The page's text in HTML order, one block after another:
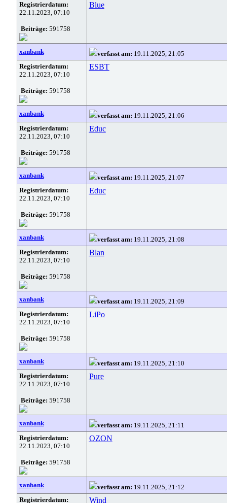
Registrierdatum:
22.11.2023, 07:10
Beiträge: 591758
Blue
xanbank verfasst am: 19.11.2025, 21:05
Registrierdatum:
22.11.2023, 07:10
Beiträge: 591758
ESBT
xanbank verfasst am: 19.11.2025, 21:06
Registrierdatum:
22.11.2023, 07:10
Beiträge: 591758
Educ
xanbank verfasst am: 19.11.2025, 21:07
Registrierdatum:
22.11.2023, 07:10
Beiträge: 591758
Educ
xanbank verfasst am: 19.11.2025, 21:08
Registrierdatum:
22.11.2023, 07:10
Beiträge: 591758
Blan
xanbank verfasst am: 19.11.2025, 21:09
Registrierdatum:
22.11.2023, 07:10
Beiträge: 591758
LiPo
xanbank verfasst am: 19.11.2025, 21:10
Registrierdatum:
22.11.2023, 07:10
Beiträge: 591758
Pure
xanbank verfasst am: 19.11.2025, 21:11
Registrierdatum:
22.11.2023, 07:10
Beiträge: 591758
OZON
xanbank verfasst am: 19.11.2025, 21:12
Registrierdatum:
Wind